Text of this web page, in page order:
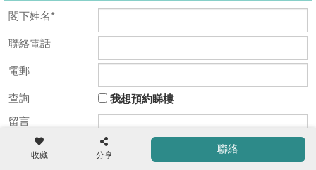
產
聞
數
據
佈
收
藏
盤
ENG
收藏 分享
聯絡
閣下姓名*
聯絡電話
電郵
查詢
我想預約睇樓
留言